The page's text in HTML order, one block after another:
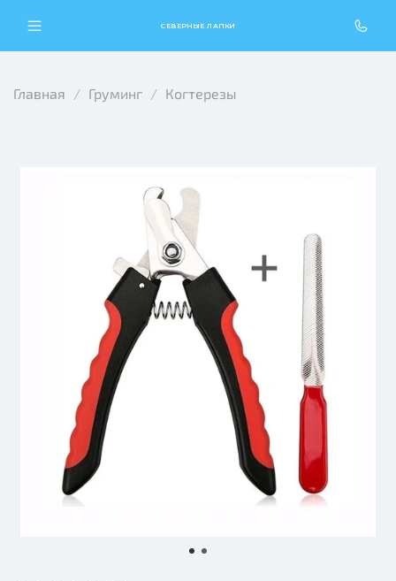
СЕВЕРНЫЕ ЛАПКИ
Главная Груминг Когтерезы